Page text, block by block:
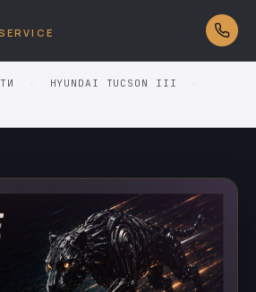
HYUNDAI TUCSON III